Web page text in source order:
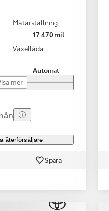
Mätarställning
17 470 mil
Växellåda
Automat
mer
återförsäljare
Spara